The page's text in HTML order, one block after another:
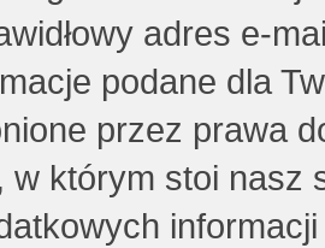
adres e-
podane dla
przez prawa
w którym stoi nasz